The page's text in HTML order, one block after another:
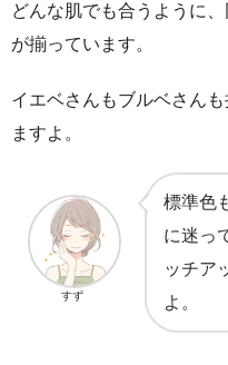
どんな肌でも合うように
が揃っています。
イエベさんもブルベさん
ますよ。
標準色
に迷っ
ッチア
よ。
すず